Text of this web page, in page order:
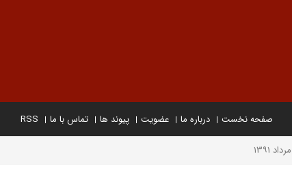
صفحه نخست درباره ما عضویت پیوند ها تماس با ما RSS
مرداد ۱۳۹۱